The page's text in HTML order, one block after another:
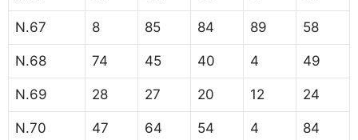
N.67 8 85 84 89 58
N.68 74 45 40 4 49
N.69 28 27 20 12 24
N.70 47 64 54 4 84